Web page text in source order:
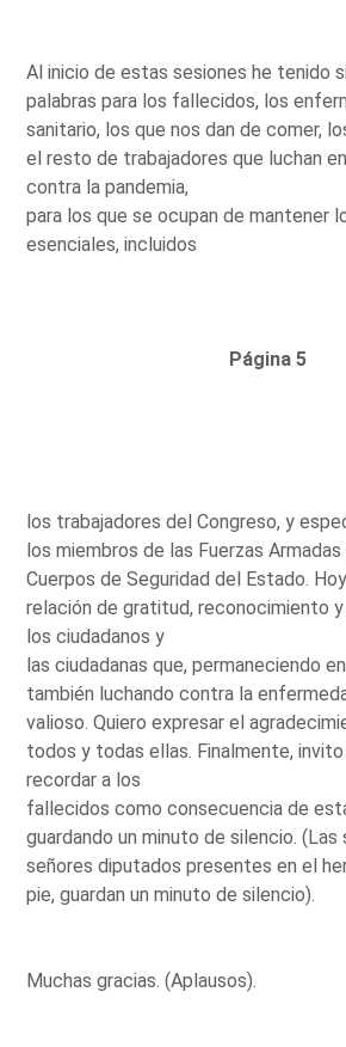
Al inicio de estas sesiones he tenido
palabras para los fallecidos, los
sanitario, los que nos dan de comer,
el resto de trabajadores que luchan
contra la pandemia,
para los que se ocupan de mantener
esenciales, incluidos
Página 5
los trabajadores del Congreso, y
los miembros de las Fuerzas
Cuerpos de Seguridad del Estado.
relación de gratitud, reconocimiento
los ciudadanos y
las ciudadanas que, permaneciendo
también luchando contra la
valioso. Quiero expresar el
todos y todas ellas. Finalmente,
recordar a los
fallecidos como consecuencia de
guardando un minuto de silencio. (Las
señores diputados presentes en el
pie, guardan un minuto de silencio).
Muchas gracias. (Aplausos).